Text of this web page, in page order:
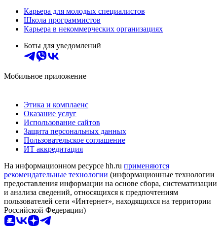
Карьера для молодых специалистов
Школа программистов
Карьера в некоммерческих организациях
Боты для уведомлений
Мобильное приложение
Этика и комплаенс
Оказание услуг
Использование сайтов
Защита персональных данных
Пользовательское соглашение
ИТ аккредитация
На информационном ресурсе hh.ru применяются
рекомендательные технологии (информационные технологии
предоставления информации на основе сбора, систематизации
и анализа сведений, относящихся к предпочтениям
пользователей сети «Интернет», находящихся на территории
Российской Федерации)